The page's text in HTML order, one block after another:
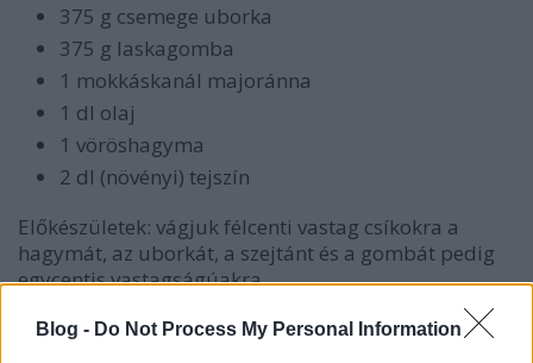
Blog - Do Not Process My Personal Information
375 g csemege uborka
375 g laskagomba
1 mokkáskanál majoránna
1 dl olaj
1 vöröshagyma
2 dl (növényi) tejszín
Előkészületek: vágjuk félcenti vastag csíkokra a
hagymát, az uborkát, a szejtánt és a gombát pedig
egycentis vastagságúakra.
Az olajon pirítsuk meg a csíkokra vágott